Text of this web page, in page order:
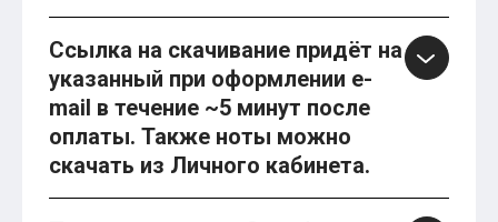
Ссылка на скачивание придёт на
указанный при оформлении e-
mail в течение ~5 минут после
оплаты. Также ноты можно
скачать из Личного кабинета.